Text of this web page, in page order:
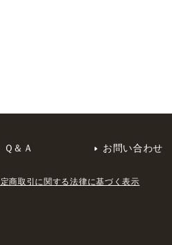
Ｑ＆Ａ お問い合わせ
商取引に関する法律に基づく表示